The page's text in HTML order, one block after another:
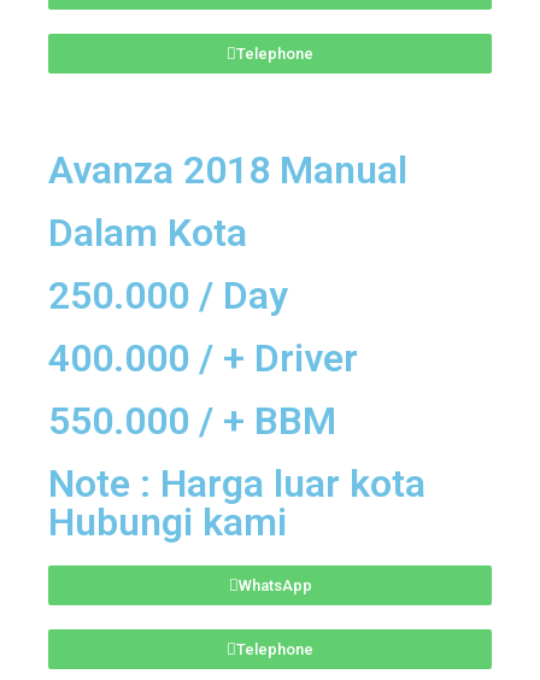
Telephone
Avanza 2018 Manual
Dalam Kota
250.000 / Day
400.000 / + Driver
550.000 / + BBM
Note : Harga luar kota
Hubungi kami
WhatsApp
Telephone